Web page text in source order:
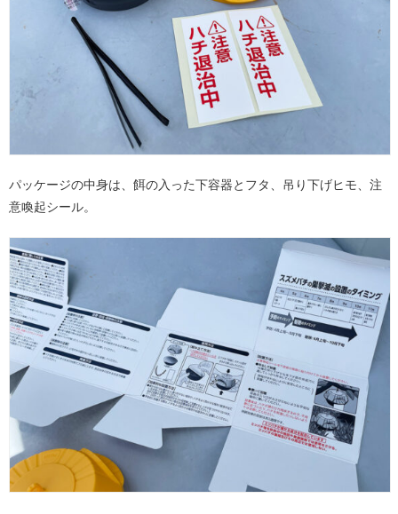
パッケージの中身は、餌の入った下容器とフタ、吊り下げヒモ、注
意喚起シール。